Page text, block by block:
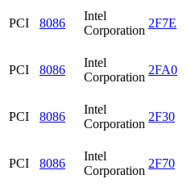
PCI 8086
Intel
Corporation
2F7E
PCI 8086
Intel
Corporation
2FA0
PCI 8086
Intel
Corporation
2F30
PCI 8086
Intel
Corporation
2F70